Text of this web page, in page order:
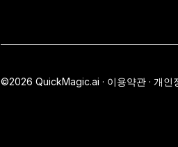
©2026 QuickMagic.ai · 이용약관 · 개인